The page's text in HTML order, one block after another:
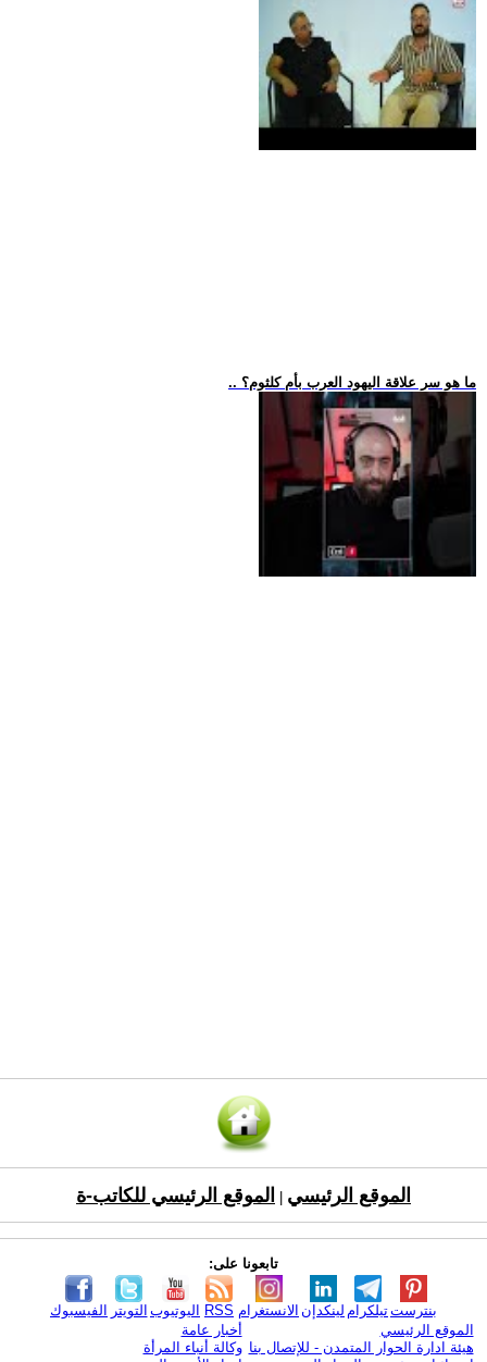
.. ما هو سر علاقة اليهود العرب بأم كلثوم؟
الموقع الرئيسي الموقع الرئيسي للكاتب-ة
تابعونا على:
الفيسبوك التويتر اليوتيوب RSS الانستغرام لينكدإن تيلكرامبنترست
الموقع الرئيسي
هيئة ادارة الحوار المتمدن - للإتصال بنا
أخبار عامة
وكالة أنباء المرأة